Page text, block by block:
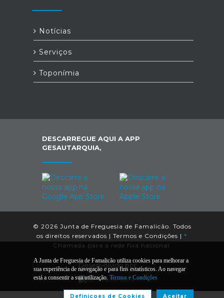
Notícias
Serviços
Toponímia
DESCARREGUE AQUI A APP
GESAUTARQUIA,
© 2026 Junta de Freguesia de Famalicão. Todos
os direitos reservados | Termos e Condições | *
Chamada para a rede fixa nacional.
Desenvolvido por:
A Junta de Freguesia de Famalicão utiliza cookies para melhorar a
sua experiência de navegação e para fins estatísticos. Ao navegar
está a consentir a sua utilização. Termos e Condições
Aceitar
Definiçoes de Cookies